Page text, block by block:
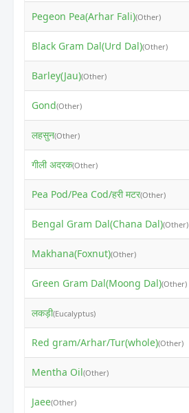
Pegeon Pea(Arhar Fali)(Other)
Black Gram Dal(Urd Dal)(Other)
Barley(Jau)(Other)
Gond(Other)
लहसुन(Other)
गीली अदरक(Other)
Pea Pod/Pea Cod/हरी मटर(Other)
Bengal Gram Dal(Chana Dal)(Other)
Makhana(Foxnut)(Other)
Green Gram Dal(Moong Dal)(Other)
लकड़ी(Eucalyptus)
Red gram/Arhar/Tur(whole)(Other)
Mentha Oil(Other)
Jaee(Other)